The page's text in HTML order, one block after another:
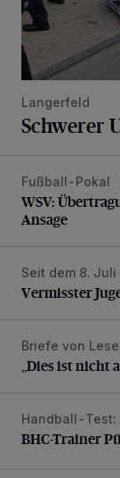
Langerfeld
Schwerer
WSV:
Fußball-Pokal
WSV:
Ansage
Vermisster
Seit dem 8.
Vermisster
„Dies ist nicht
Briefe von
„Dies ist nicht
BHC-Trainer
Handball-Test:
BHC-Trainer